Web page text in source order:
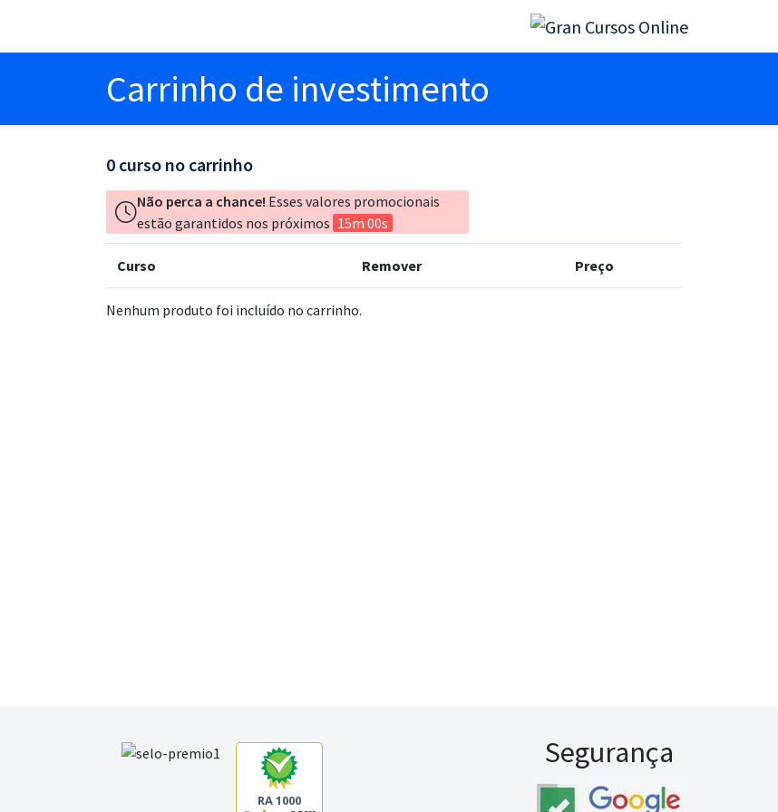
Carrinho de investimento
0 curso no carrinho
Não perca a chance! Esses valores promocionais
estão garantidos nos próximos 15m 00s
Curso Remover Preço
Nenhum produto foi incluído no carrinho.
RA 1000
Segurança